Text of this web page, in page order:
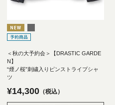
＜秋の大予約会＞【DRASTIC GARDE
N】
“煙ノ桜”刺繍入りピンストライプシャ
ツ
¥14,300 税込